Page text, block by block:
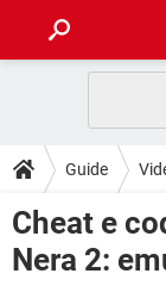
INTRATTENIMENTO
iOS
INSTAGRAM
GUIDE
COVID-19
INTRATTENIMENTO
DOWNLOAD
COVID-19
FORUM
Guide
Cheat e
Nera 2: